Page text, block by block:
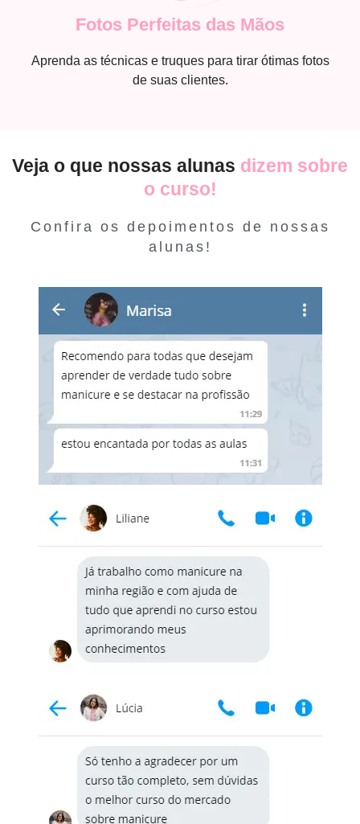
Fotos Perfeitas das Mãos
Aprenda as técnicas e truques para tirar ótimas fotos
de suas clientes.
Veja o que nossas alunas dizem sobre
o curso!
Confira os depoimentos de nossas
alunas!